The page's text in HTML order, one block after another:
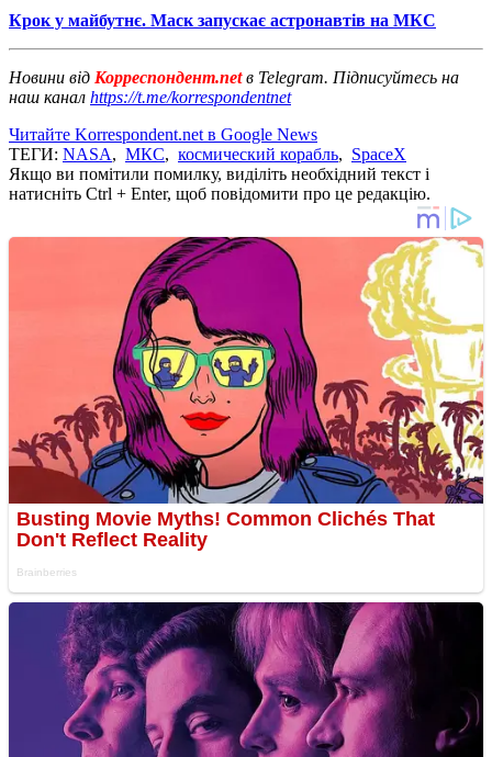
Крок у майбутнє. Маск запускає астронавтів на МКС
Новини від Корреспондент.netв Telegram. Підписуйтесь на
наш канал https://t.me/korrespondentnet
Читайте Korrespondent.net в Google News
ТЕГИ: NASA, МКС, космический корабль, SpaceX
Якщо ви помітили помилку, виділіть необхідний текст і
натисніть Ctrl + Enter, щоб повідомити про це редакцію.